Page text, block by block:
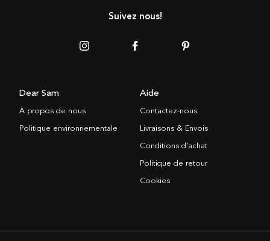
Suivez nous!
Dear Sam
À propos de nous
Politique environnementale
Aide
Contactez-nous
Livraisons & Envois
Conditions d’achat
Politique de retour
Cookies